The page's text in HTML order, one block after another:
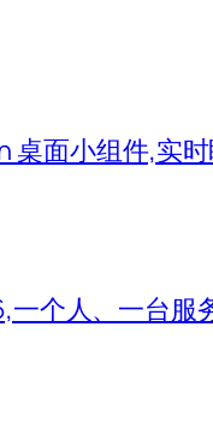
桌面小组件,实
一个人、一台服